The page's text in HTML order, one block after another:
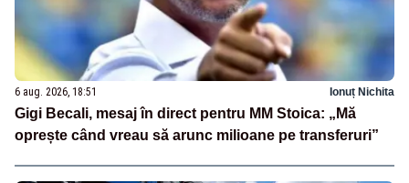
6 aug. 2026, 18:51 Ionuț Nichita
Gigi Becali, mesaj în direct pentru MM Stoica: „Mă
oprește când vreau să arunc milioane pe transferuri”